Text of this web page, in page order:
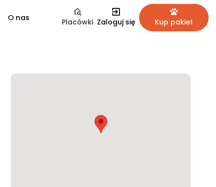
O nas Placówki Zaloguj się Kup pakiet